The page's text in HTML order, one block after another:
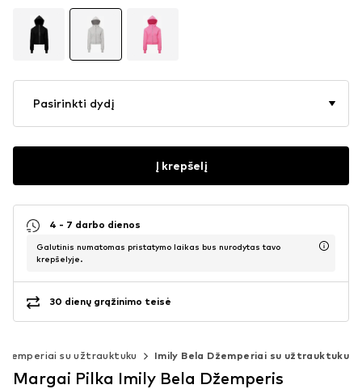
Pasirinkti dydį
Į krepšelį
4 - 7 darbo dienos
Galutinis numatomas pristatymo laikas bus nurodytas tavo
krepšelyje.
30 dienų grąžinimo teisė
su užtrauktuku Imily Bela Džemperiai su užtrauktuku
Margai Pilka Imily Bela Džemperis